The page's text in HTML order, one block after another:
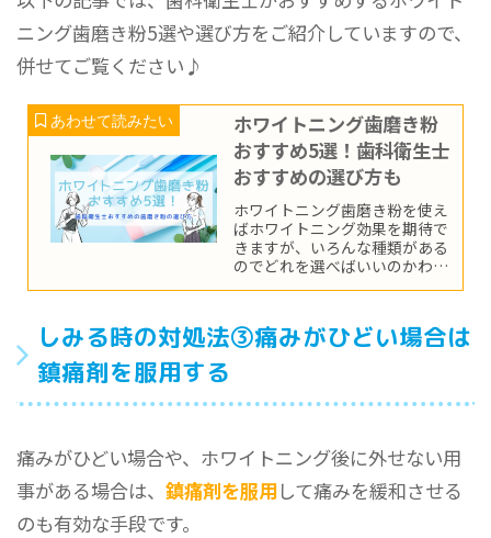
ニング歯磨き粉5選や選び方をご紹介していますので、
併せてご覧ください♪
ホワイトニング歯磨き粉
おすすめ5選！歯科衛生士
おすすめの選び方も
ホワイトニング歯磨き粉を使え
ばホワイトニング効果を期待で
きますが、いろんな種類がある
のでどれを選べばいいのかわか
らないという方もいるでしょ
イトニング歯磨き粉の選び方や
おすすめ商品をご紹介していき
しみる時の対処法③痛みがひどい場合は
鎮痛剤を服用する
痛みがひどい場合や、ホワイトニング後に外せない用
事がある場合は、鎮痛剤を服用して痛みを緩和させる
のも有効な手段です。